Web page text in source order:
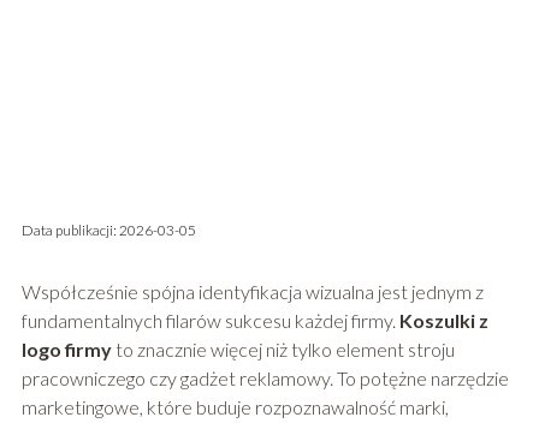
Data publikacji: 2026-03-05
Współcześnie spójna identyfikacja wizualna jest jednym z
fundamentalnych filarów sukcesu każdej firmy. Koszulki z
logo firmyto znacznie więcej niż tylko element stroju
pracowniczego czy gadżet reklamowy. To potężne narzędzie
marketingowe, które buduje rozpoznawalność marki,